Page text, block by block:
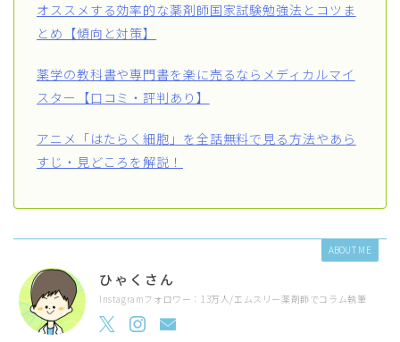
オススメする効率的な薬剤師国家試験勉強法とコツま
とめ【傾向と対策】
薬学の教科書や専門書を楽に売るならメディカルマイ
スター【口コミ・評判あり】
アニメ「はたらく細胞」を全話無料で見る方法やあら
すじ・見どころを解説！
ABOUT ME
ひゃくさん
Instagramフォロワー：13万人/エムスリー薬剤師でコラム執筆